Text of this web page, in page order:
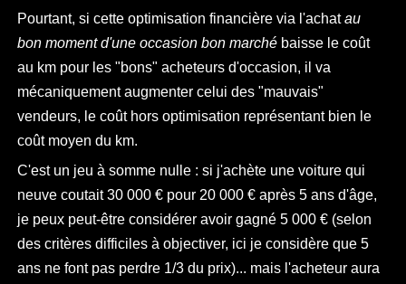
Pourtant, si cette optimisation financière via l'achatau
bon moment d'une occasion bon marché baisse le coût
au km pour les "bons" acheteurs d'occasion, il va
mécaniquement augmenter celui des "mauvais"
vendeurs, le coût hors optimisation représentant bien le
coût moyen du km.
C'est un jeu à somme nulle : si j'achète une voiture qui
neuve coutait 30 000 € pour 20 000 € après 5 ans d'âge,
je peux peut-être considérer avoir gagné 5 000 € (selon
des critères difficiles à objectiver, ici je considère que 5
ans ne font pas perdre 1/3 du prix)... mais l'acheteur aura